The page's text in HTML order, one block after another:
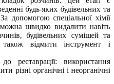
будь-яких будівельних та
допомогою спеціальної хімії
швидко видалити навіть
будівельних сумішей та
відмити інструмент і
реставрації: використання
різні органічні і неорганічні